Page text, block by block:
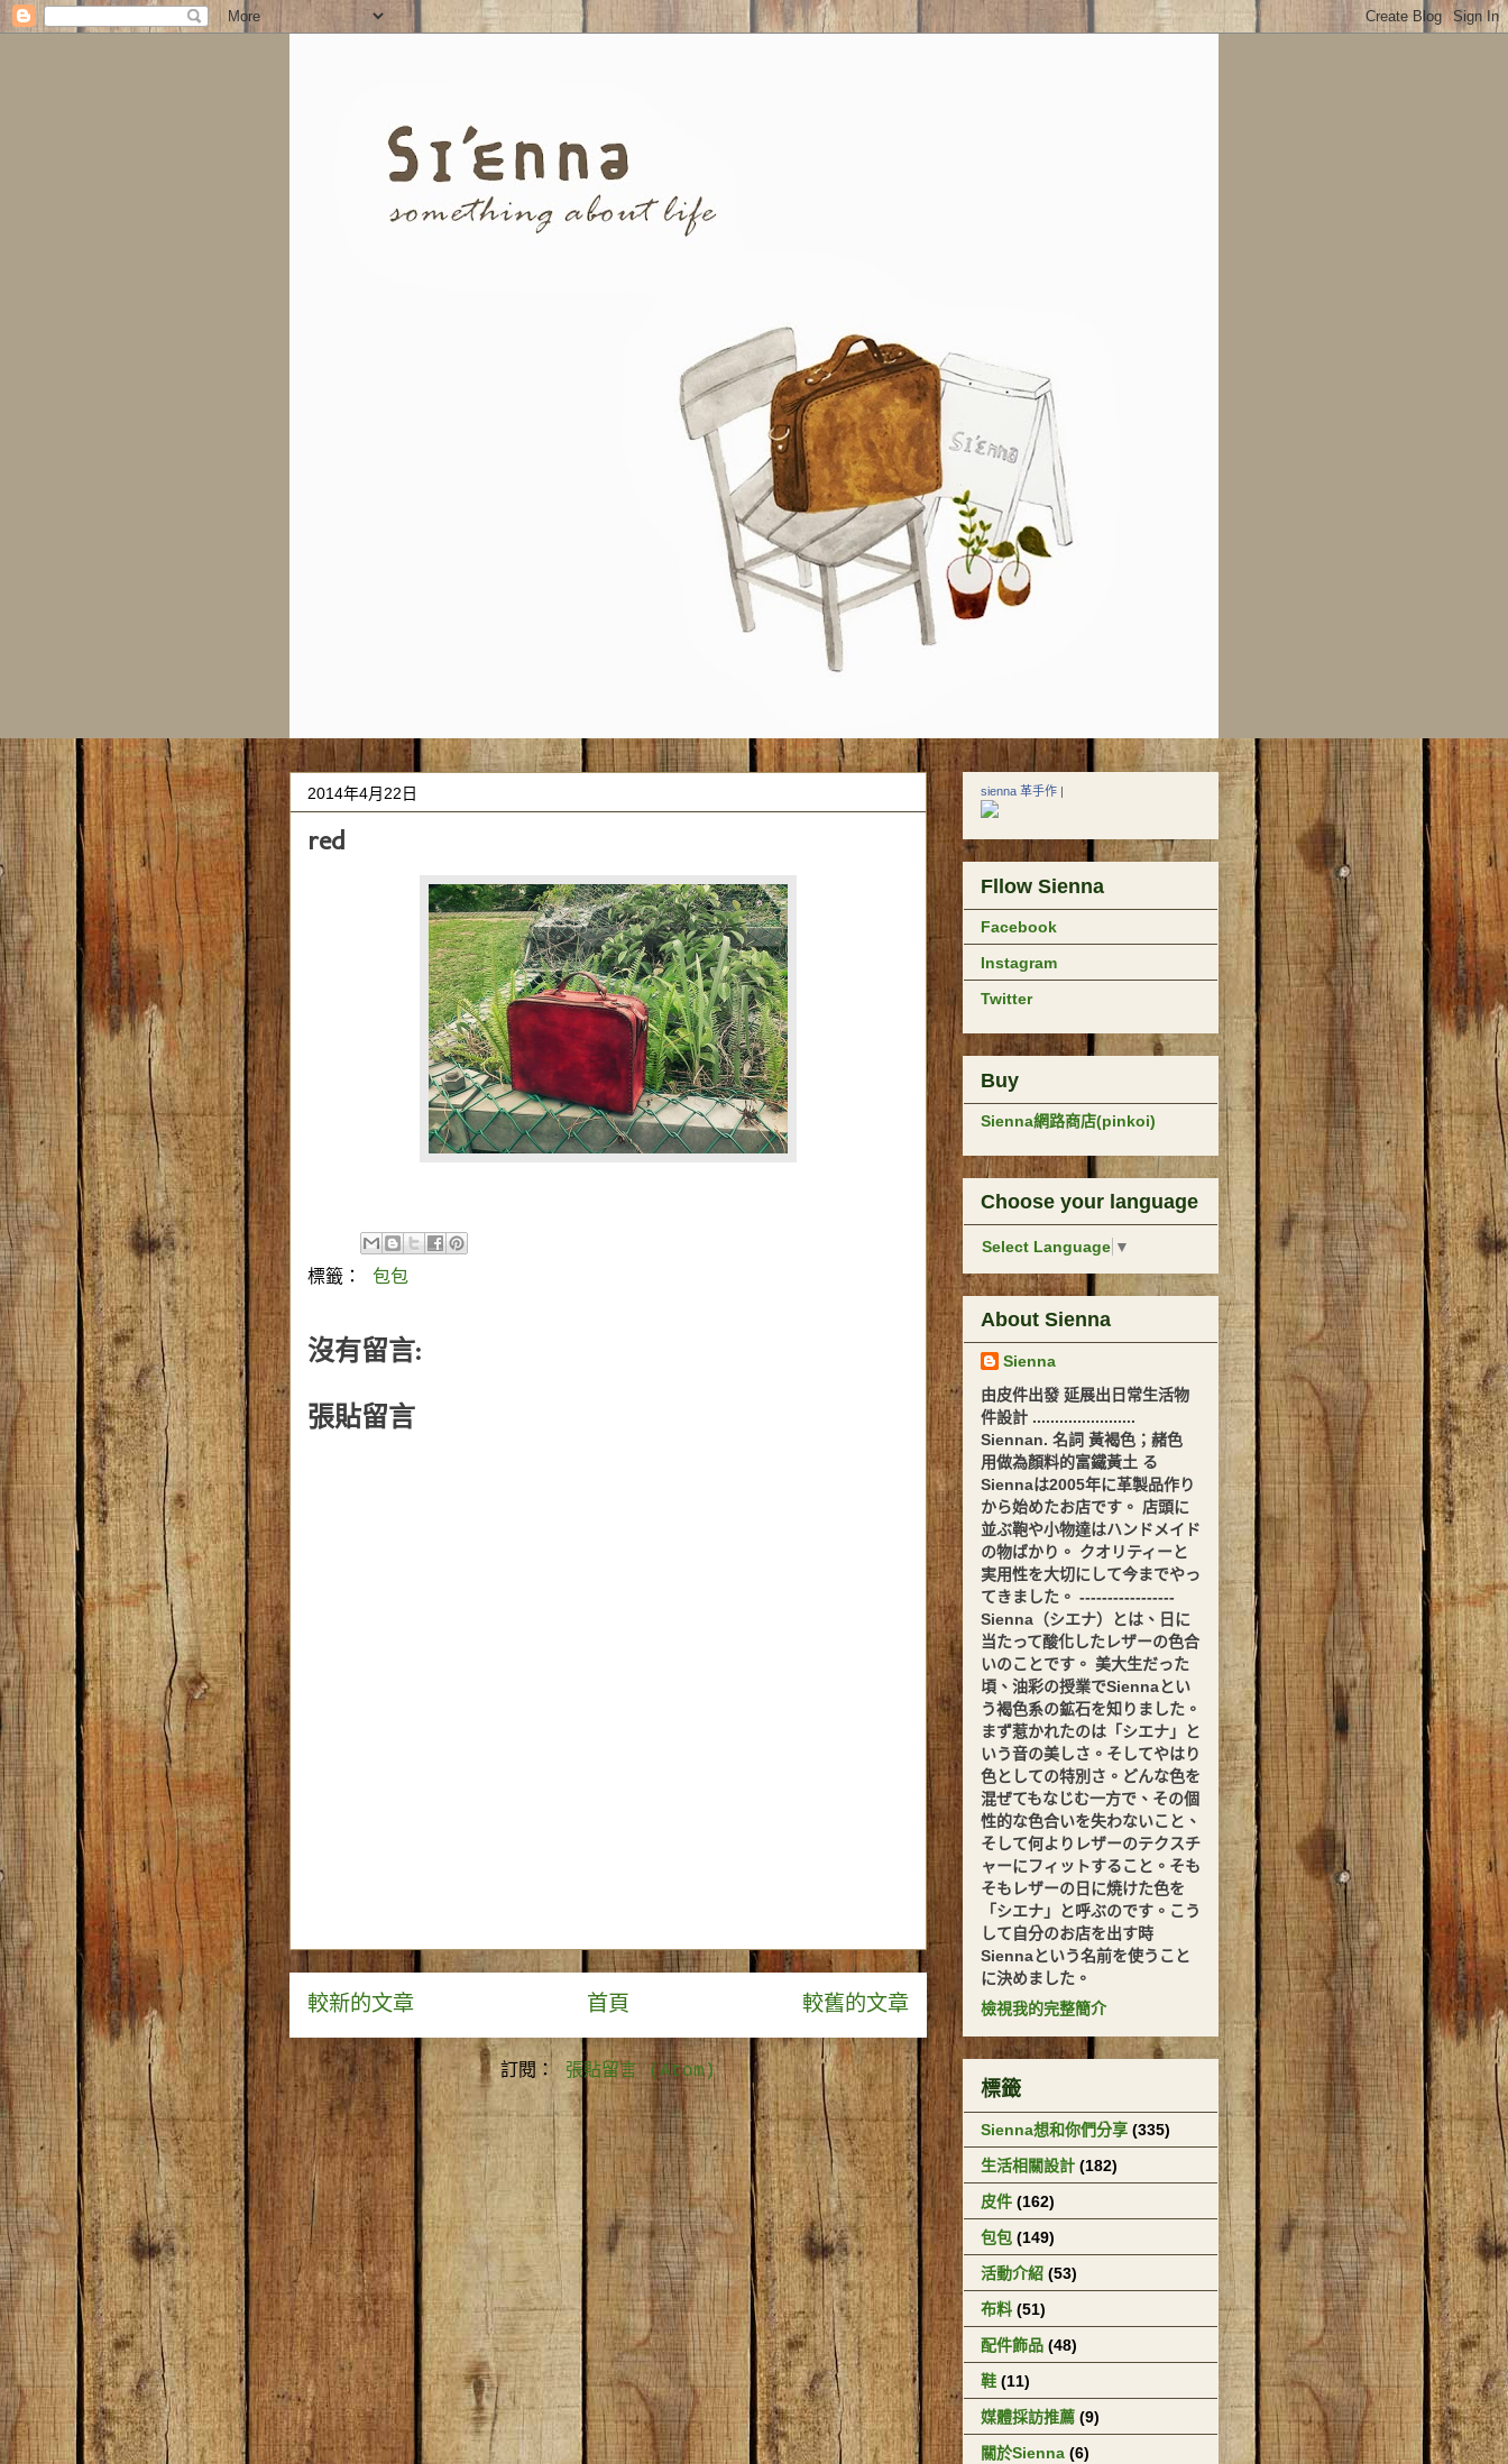
2014年4月22日
red
標籤： 包包
沒有留言:
張貼留言
較新的文章 較舊的文章
首頁
訂閱： 張貼留言 (Atom)
sienna 革手作 |
Fllow Sienna
Facebook
Instagram
Twitter
Buy
Sienna網路商店(pinkoi)
Choose your language
Select Language ▼
About Sienna
Sienna
由皮件出發 延展出日常生活物
件設計 .......................
Siennan. 名詞 黃褐色；赭色
用做為顏料的富鐵黃土 る
Siennaは2005年に革製品作り
から始めたお店です。 店頭に
並ぶ鞄や小物達はハンドメイド
の物ばかり。 クオリティーと
実用性を大切にして今までやっ
てきました。 -----------------
Sienna（シエナ）とは、日に
当たって酸化したレザーの色合
いのことです。 美大生だった
頃、油彩の授業でSiennaとい
う褐色系の鉱石を知りました。
まず惹かれたのは「シエナ」と
いう音の美しさ。そしてやはり
色としての特別さ。どんな色を
混ぜてもなじむ一方で、その個
性的な色合いを失わないこと、
そして何よりレザーのテクスチ
ャーにフィットすること。そも
そもレザーの日に焼けた色を
「シエナ」と呼ぶのです。こう
して自分のお店を出す時
Siennaという名前を使うこと
に決めました。
檢視我的完整簡介
標籤
Sienna想和你們分享 (335)
生活相關設計 (182)
皮件 (162)
包包 (149)
活動介紹 (53)
布料 (51)
配件飾品 (48)
鞋 (11)
媒體採訪推薦 (9)
關於Sienna (6)